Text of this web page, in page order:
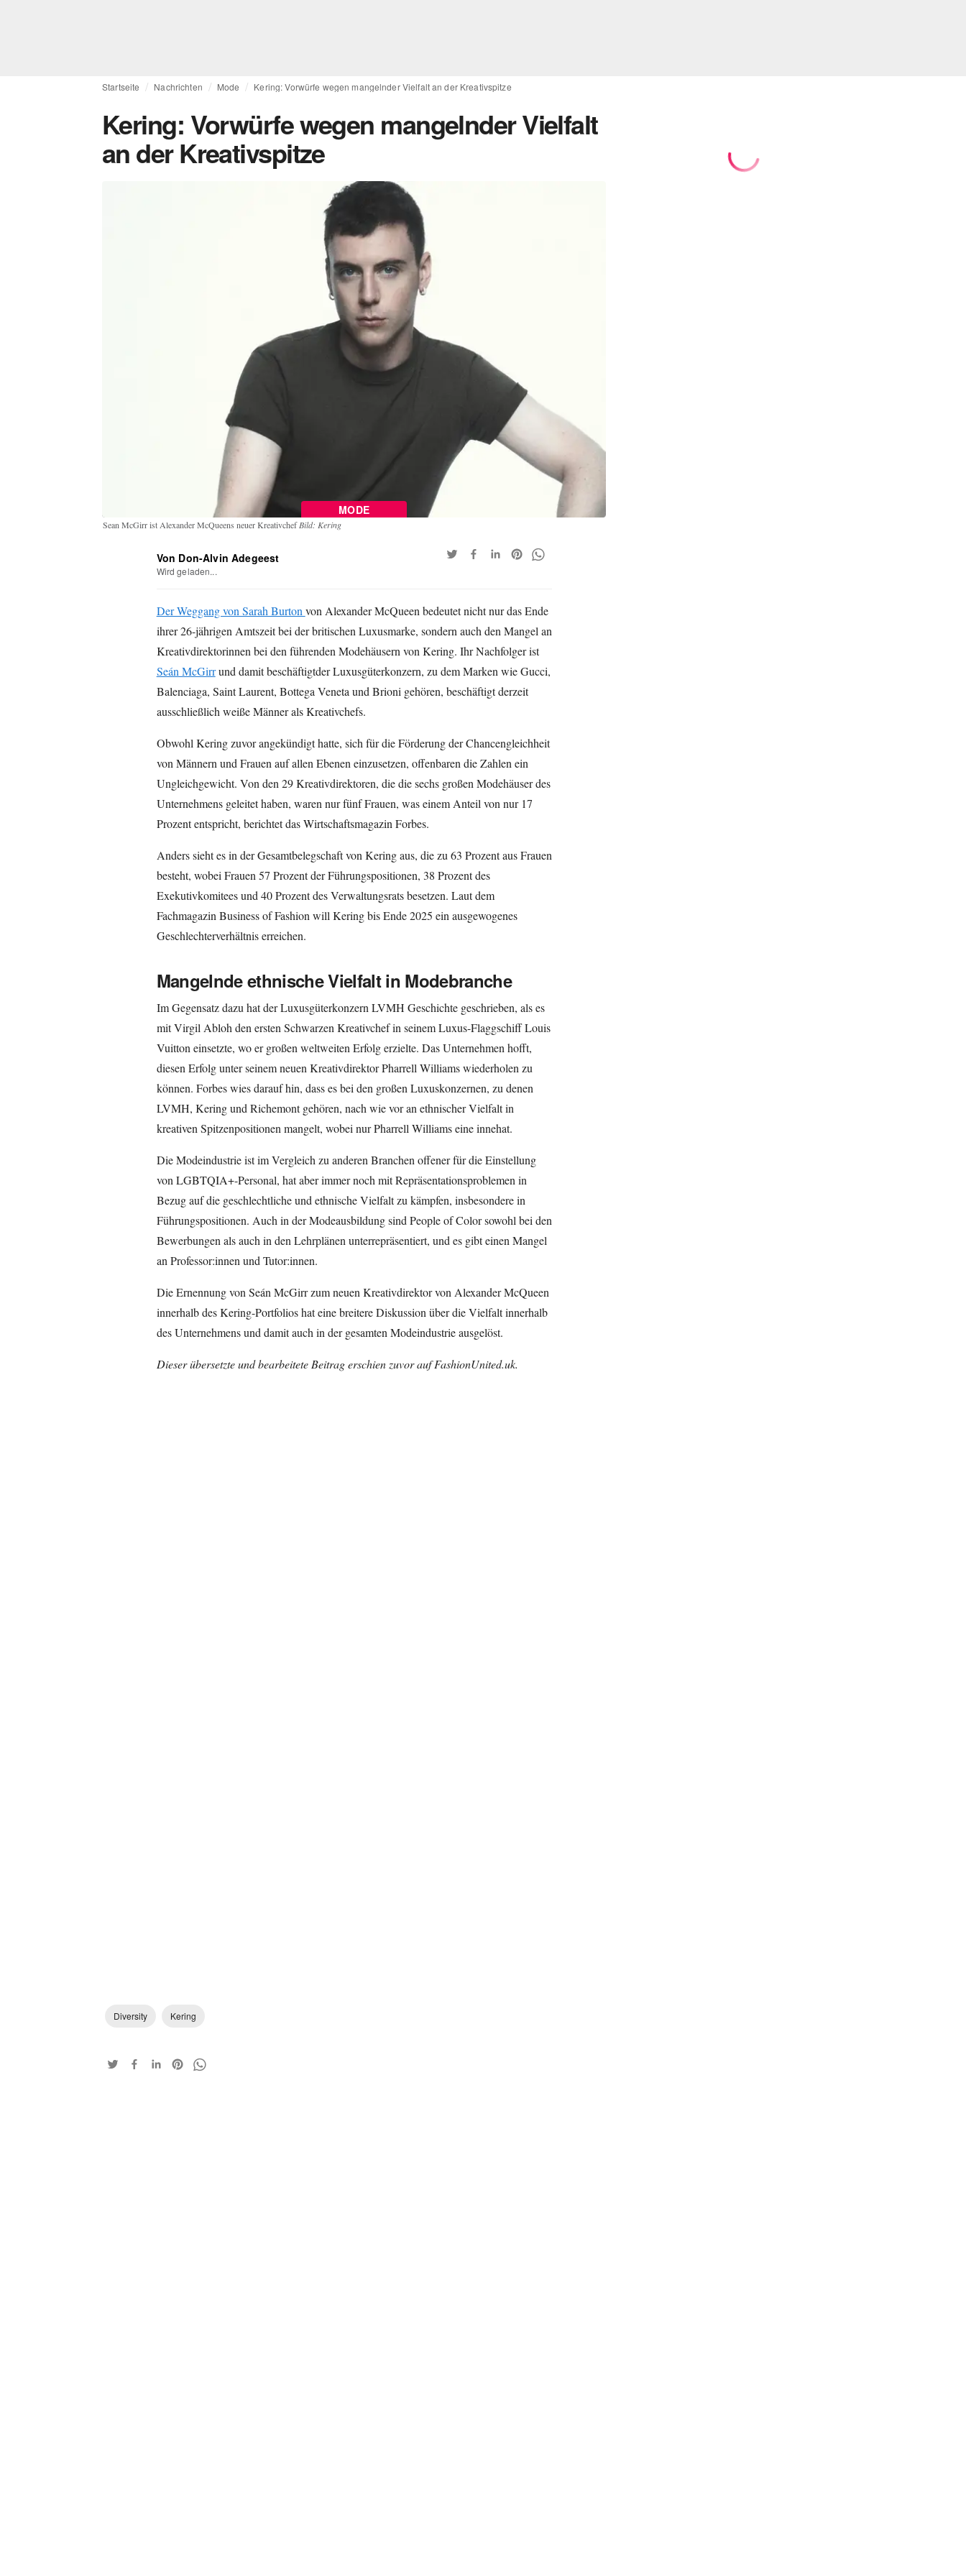
Startseite Nachrichten Mode Kering: Vorwürfe wegen mangelnder Vielfalt an der Kreativspitze
Kering: Vorwürfe wegen mangelnder Vielfalt
an der Kreativspitze
MODE
Sean McGirr ist Alexander McQueens neuer KreativchefBild: Kering
Von Don-Alvin Adegeest
Wird geladen...
Der Weggang von Sarah Burton von Alexander McQueen bedeutet nicht nur das Ende
ihrer 26-jährigen Amtszeit bei der britischen Luxusmarke, sondern auch den Mangel an
Kreativdirektorinnen bei den führenden Modehäusern von Kering. Ihr Nachfolger ist
Seán McGirrund damit beschäftigtder Luxusgüterkonzern, zu dem Marken wie Gucci,
Balenciaga, Saint Laurent, Bottega Veneta und Brioni gehören, beschäftigt derzeit
ausschließlich weiße Männer als Kreativchefs.
Obwohl Kering zuvor angekündigt hatte, sich für die Förderung der Chancengleichheit
von Männern und Frauen auf allen Ebenen einzusetzen, offenbaren die Zahlen ein
Ungleichgewicht. Von den 29 Kreativdirektoren, die die sechs großen Modehäuser des
Unternehmens geleitet haben, waren nur fünf Frauen, was einem Anteil von nur 17
Prozent entspricht, berichtet das Wirtschaftsmagazin Forbes.
Anders sieht es in der Gesamtbelegschaft von Kering aus, die zu 63 Prozent aus Frauen
besteht, wobei Frauen 57 Prozent der Führungspositionen, 38 Prozent des
Exekutivkomitees und 40 Prozent des Verwaltungsrats besetzen. Laut dem
Fachmagazin Business of Fashion will Kering bis Ende 2025 ein ausgewogenes
Geschlechterverhältnis erreichen.
Mangelnde ethnische Vielfalt in Modebranche
Im Gegensatz dazu hat der Luxusgüterkonzern LVMH Geschichte geschrieben, als es
mit Virgil Abloh den ersten Schwarzen Kreativchef in seinem Luxus-Flaggschiff Louis
Vuitton einsetzte, wo er großen weltweiten Erfolg erzielte. Das Unternehmen hofft,
diesen Erfolg unter seinem neuen Kreativdirektor Pharrell Williams wiederholen zu
können. Forbes wies darauf hin, dass es bei den großen Luxuskonzernen, zu denen
LVMH, Kering und Richemont gehören, nach wie vor an ethnischer Vielfalt in
kreativen Spitzenpositionen mangelt, wobei nur Pharrell Williams eine innehat.
Die Modeindustrie ist im Vergleich zu anderen Branchen offener für die Einstellung
von LGBTQIA+-Personal, hat aber immer noch mit Repräsentationsproblemen in
Bezug auf die geschlechtliche und ethnische Vielfalt zu kämpfen, insbesondere in
Führungspositionen. Auch in der Modeausbildung sind People of Color sowohl bei den
Bewerbungen als auch in den Lehrplänen unterrepräsentiert, und es gibt einen Mangel
an Professor:innen und Tutor:innen.
Die Ernennung von Seán McGirr zum neuen Kreativdirektor von Alexander McQueen
innerhalb des Kering-Portfolios hat eine breitere Diskussion über die Vielfalt innerhalb
des Unternehmens und damit auch in der gesamten Modeindustrie ausgelöst.
Dieser übersetzte und bearbeitete Beitrag erschien zuvor auf FashionUnited.uk.
Diversity Kering